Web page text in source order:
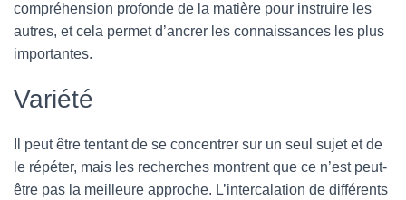
compréhension profonde de la matière pour instruire les
autres, et cela permet d’ancrer les connaissances les plus
importantes.
Variété
Il peut être tentant de se concentrer sur un seul sujet et de
le répéter, mais les recherches montrent que ce n’est peut-
être pas la meilleure approche. L’intercalation de différents